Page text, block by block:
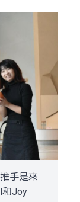
手是來
和Joy